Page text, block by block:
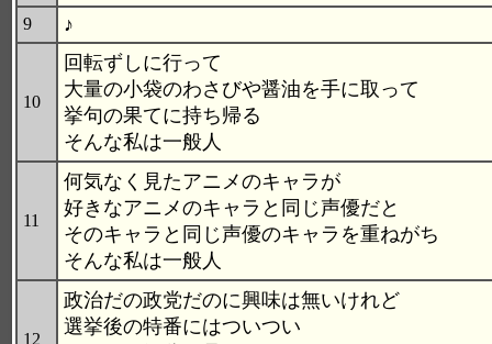
9 ♪
10
回転ずしに行って
大量の小袋のわさびや醤油を手に取って
挙句の果てに持ち帰る
そんな私は一般人
11
何気なく見たアニメのキャラが
好きなアニメのキャラと同じ声優だと
そのキャラと同じ声優のキャラを重ねがち
そんな私は一般人
12
政治だの政党だのに興味は無いけれど
選挙後の特番にはついつい